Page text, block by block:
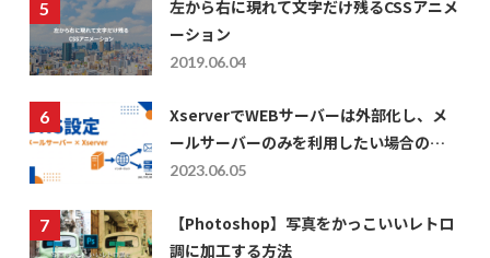
左から右に現れて文字だけ残るCSSアニメ
ーション
2019.06.04
XserverでWEBサーバーは外部化し、メ
ールサーバーのみを利用したい場合の
DNS設定
2023.06.05
【Photoshop】写真をかっこいいレトロ
調に加工する方法